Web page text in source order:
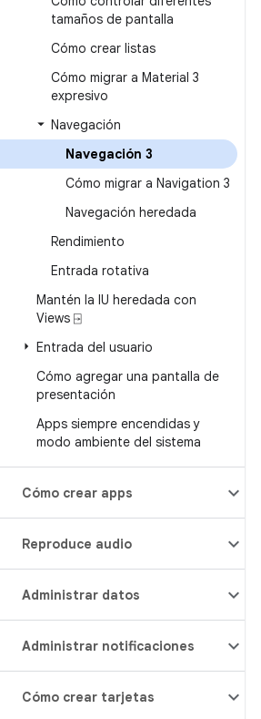
tamaños de pantalla
Cómo crear listas
Cómo migrar a Material 3
expresivo
Navegación
Navegación 3
Cómo migrar a Navigation 3
Navegación heredada
Rendimiento
Entrada rotativa
Mantén la IU heredada con
Views ⍈
Entrada del usuario
Cómo agregar una pantalla de
presentación
Apps siempre encendidas y
modo ambiente del sistema
Cómo crear apps
Reproduce audio
Administrar datos
Administrar notificaciones
Cómo crear tarjetas